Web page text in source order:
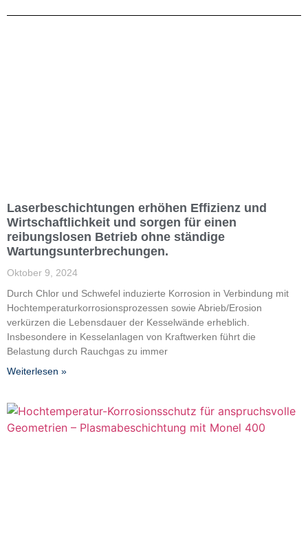
Laserbeschichtungen erhöhen Effizienz und
Wirtschaftlichkeit und sorgen für einen
reibungslosen Betrieb ohne ständige
Wartungsunterbrechungen.
Oktober 9, 2024
Durch Chlor und Schwefel induzierte Korrosion in Verbindung mit
Hochtemperaturkorrosionsprozessen sowie Abrieb/Erosion
verkürzen die Lebensdauer der Kesselwände erheblich.
Insbesondere in Kesselanlagen von Kraftwerken führt die
Belastung durch Rauchgas zu immer
Weiterlesen »